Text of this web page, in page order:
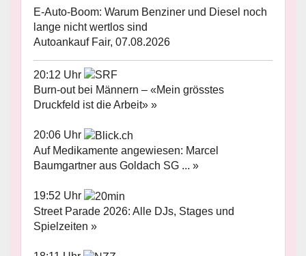
E-Auto-Boom: Warum Benziner und Diesel noch
lange nicht wertlos sind
Autoankauf Fair, 07.08.2026
20:12 Uhr
Burn-out bei Männern – «Mein grösstes
Druckfeld ist die Arbeit» »
20:06 Uhr
Auf Medikamente angewiesen: Marcel
Baumgartner aus Goldach SG ... »
19:52 Uhr
Street Parade 2026: Alle DJs, Stages und
Spielzeiten »